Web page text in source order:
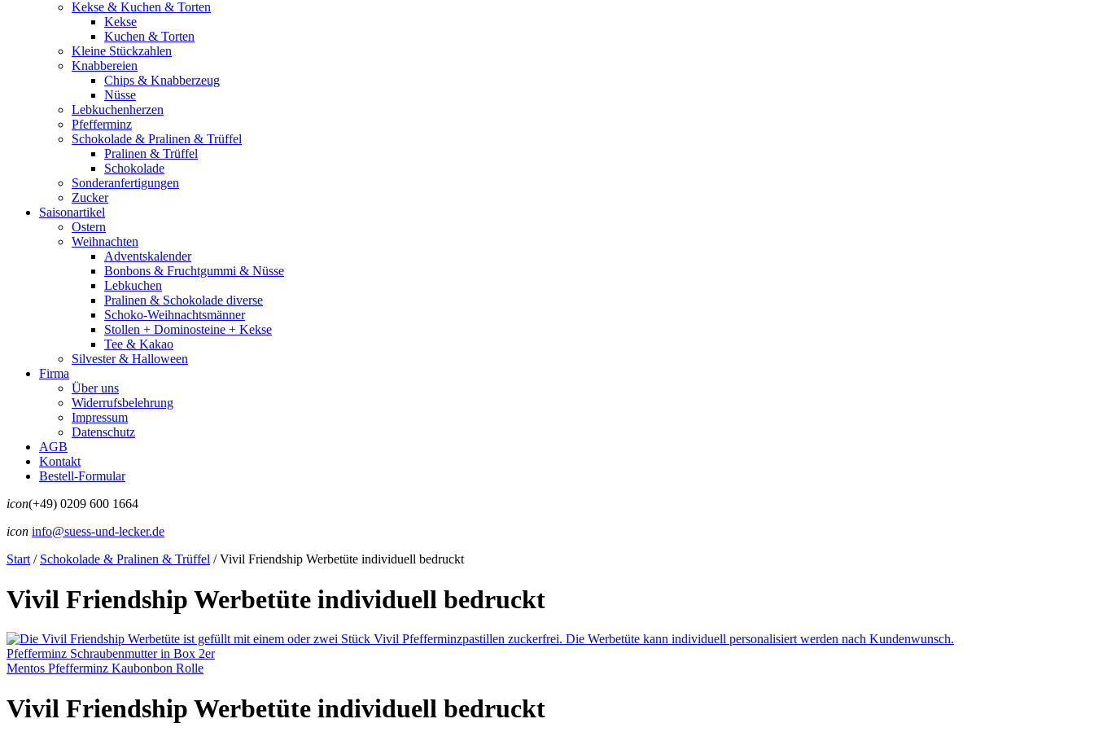
Kekse & Kuchen & Torten
Kekse
Kuchen & Torten
Kleine Stückzahlen
Knabbereien
Chips & Knabberzeug
Nüsse
Lebkuchenherzen
Pfefferminz
Schokolade & Pralinen & Trüffel
Pralinen & Trüffel
Schokolade
Sonderanfertigungen
Zucker
Saisonartikel
Ostern
Weihnachten
Adventskalender
Bonbons & Fruchtgummi & Nüsse
Lebkuchen
Pralinen & Schokolade diverse
Schoko-Weihnachtsmänner
Stollen + Dominosteine + Kekse
Tee & Kakao
Silvester & Halloween
Firma
Über uns
Widerrufsbelehrung
Impressum
Datenschutz
AGB
Kontakt
Bestell-Formular
icon(+49) 0209 600 1664
icon info@suess-und-lecker.de
Start / Schokolade & Pralinen & Trüffel /Vivil Friendship Werbetüte individuell bedruckt
Vivil Friendship Werbetüte individuell bedruckt
Pfefferminz Schraubenmutter in Box 2er
Mentos Pfefferminz Kaubonbon Rolle
Vivil Friendship Werbetüte individuell bedruckt